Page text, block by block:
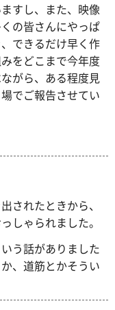
すし、また、映像
の皆さんにやっぱ
できるだけ早く作
をどこまで今年度
がら、ある程度見
でご報告させてい
されたときから、
しゃられました。
う話がありました
、道筋とかそうい